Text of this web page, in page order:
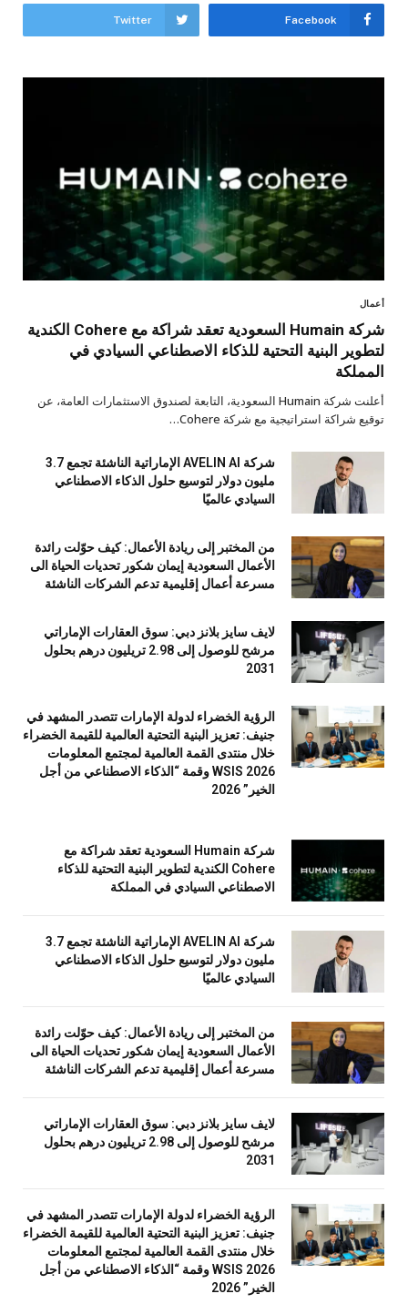
Facebook
Twitter
أعمال
شركة Humain السعودية تعقد شراكة مع Cohere الكندية
لتطوير البنية التحتية للذكاء الاصطناعي السيادي في
المملكة
أعلنت شركة Humain السعودية، التابعة لصندوق الاستثمارات العامة، عن
توقيع شراكة استراتيجية مع شركة Cohere…
شركة AVELIN AI الإماراتية الناشئة تجمع 3.7
مليون دولار لتوسيع حلول الذكاء الاصطناعي
السيادي عالميًا
من المختبر إلى ريادة الأعمال: كيف حوّلت رائدة
الأعمال السعودية إيمان شكور تحديات الحياة الى
مسرعة أعمال إقليمية تدعم الشركات الناشئة
لايف سايز بلانز دبي: سوق العقارات الإماراتي
مرشح للوصول إلى 2.98 تريليون درهم بحلول
2031
الرؤية الخضراء لدولة الإمارات تتصدر المشهد في
جنيف: تعزيز البنية التحتية العالمية للقيمة الخضراء
خلال منتدى القمة العالمية لمجتمع المعلومات
WSIS 2026 وقمة “الذكاء الاصطناعي من أجل
الخير” 2026
شركة Humain السعودية تعقد شراكة مع
Cohere الكندية لتطوير البنية التحتية للذكاء
الاصطناعي السيادي في المملكة
شركة AVELIN AI الإماراتية الناشئة تجمع 3.7
مليون دولار لتوسيع حلول الذكاء الاصطناعي
السيادي عالميًا
من المختبر إلى ريادة الأعمال: كيف حوّلت رائدة
الأعمال السعودية إيمان شكور تحديات الحياة الى
مسرعة أعمال إقليمية تدعم الشركات الناشئة
لايف سايز بلانز دبي: سوق العقارات الإماراتي
مرشح للوصول إلى 2.98 تريليون درهم بحلول
2031
الرؤية الخضراء لدولة الإمارات تتصدر المشهد في
جنيف: تعزيز البنية التحتية العالمية للقيمة الخضراء
خلال منتدى القمة العالمية لمجتمع المعلومات
WSIS 2026 وقمة “الذكاء الاصطناعي من أجل
الخير” 2026